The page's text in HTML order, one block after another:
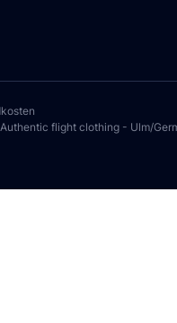
flight clothing - Ulm/